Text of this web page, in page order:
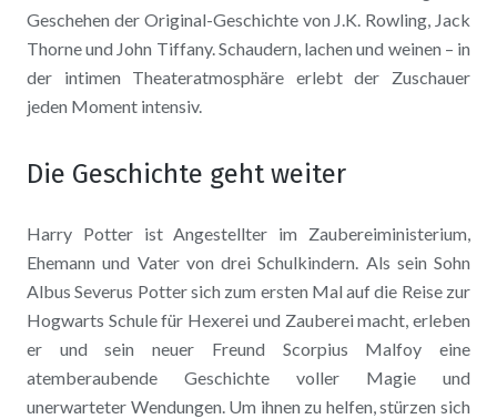
Geschehen der Original-Geschichte von J.K. Rowling, Jack
Thorne und John Tiffany. Schaudern, lachen und weinen – in
der intimen Theateratmosphäre erlebt der Zuschauer
jeden Moment intensiv.
Die Geschichte geht weiter
Harry Potter ist Angestellter im Zaubereiministerium,
Ehemann und Vater von drei Schulkindern. Als sein Sohn
Albus Severus Potter sich zum ersten Mal auf die Reise zur
Hogwarts Schule für Hexerei und Zauberei macht, erleben
er und sein neuer Freund Scorpius Malfoy eine
atemberaubende Geschichte voller Magie und
unerwarteter Wendungen. Um ihnen zu helfen, stürzen sich